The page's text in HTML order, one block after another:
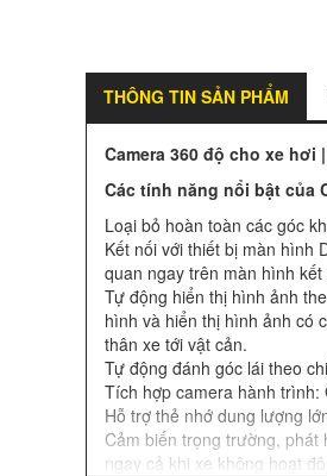
THÔNG TIN SẢN PHẨM
Camera 360 độ cho xe hơi
Các tính năng nổi bật của
Loại bỏ hoàn toàn các góc
Kết nối với thiết bị màn hình
quan ngay trên màn hình kết
Tự động hiển thị hình ảnh
hình và hiển thị hình ảnh có
thân xe tới vật cản.
Tự động đánh góc lái theo
Tích hợp camera hành
Hỗ trợ thẻ nhớ dung lượng
Cảm biến trọng trường, phát
ngay cả khi xe không hoạt